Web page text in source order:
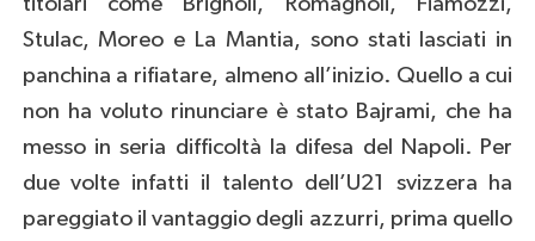
Stulac, Moreo e La Mantia, sono stati lasciati in
panchina a rifiatare, almeno all’inizio. Quello a cui
non ha voluto rinunciare è stato Bajrami, che ha
messo in seria difficoltà la difesa del Napoli. Per
due volte infatti il talento dell’U21 svizzera ha
pareggiato il vantaggio degli azzurri, prima quello